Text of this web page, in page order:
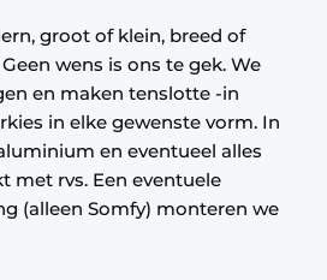
groot of klein, breed of
wens is ons te gek. We
en maken tenslotte -in
in elke gewenste vorm. In
en eventueel alles
met rvs. Een eventuele
(alleen Somfy) monteren we